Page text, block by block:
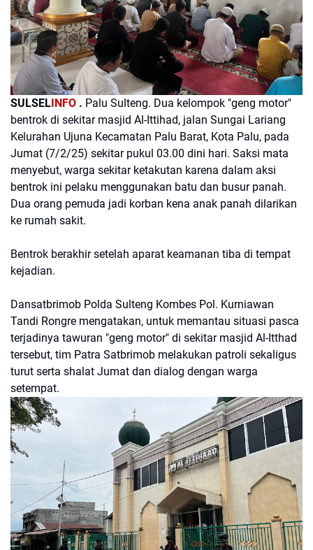
SULSELINFO . Palu Sulteng. Dua kelompok "geng motor"
bentrok di sekitar masjid Al-Ittihad, jalan Sungai Lariang
Kelurahan Ujuna Kecamatan Palu Barat, Kota Palu, pada
Jumat (7/2/25) sekitar pukul 03.00 dini hari. Saksi mata
menyebut, warga sekitar ketakutan karena dalam aksi
bentrok ini pelaku menggunakan batu dan busur panah.
Dua orang pemuda jadi korban kena anak panah dilarikan
ke rumah sakit.
Bentrok berakhir setelah aparat keamanan tiba di tempat
kejadian.
Dansatbrimob Polda Sulteng Kombes Pol. Kurniawan
Tandi Rongre mengatakan, untuk memantau situasi pasca
terjadinya tawuran "geng motor" di sekitar masjid Al-Itthad
tersebut, tim Patra Satbrimob melakukan patroli sekaligus
turut serta shalat Jumat dan dialog dengan warga
setempat.